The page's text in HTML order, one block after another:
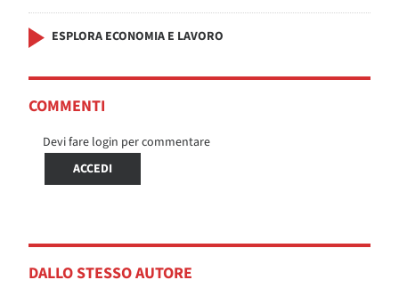
ESPLORA ECONOMIA E LAVORO
COMMENTI
Devi fare login per commentare
ACCEDI
DALLO STESSO AUTORE